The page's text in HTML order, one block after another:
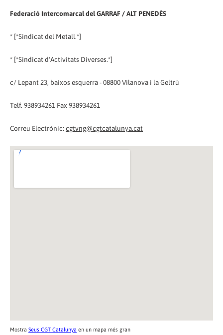
Federació Intercomarcal del GARRAF / ALT PENEDÈS
* [*Sindicat del Metall.*]
* [*Sindicat d'Activitats Diverses.*]
c/ Lepant 23, baixos esquerra - 08800 Vilanova i la Geltrú
Telf. 938934261 Fax 938934261
Correu Electrònic: cgtvng@cgtcatalunya.cat
Mostra Seus CGT Catalunya en un mapa més gran